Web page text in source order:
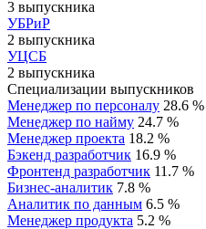
3 выпускника
УБРиР
2 выпускника
УЦСБ
2 выпускника
Специализации выпускников
Менеджер по персоналу 28.6 %
Менеджер по найму 24.7 %
Менеджер проекта 18.2 %
Бэкенд разработчик 16.9 %
Фронтенд разработчик 11.7 %
Бизнес-аналитик 7.8 %
Аналитик по данным 6.5 %
Менеджер продукта 5.2 %